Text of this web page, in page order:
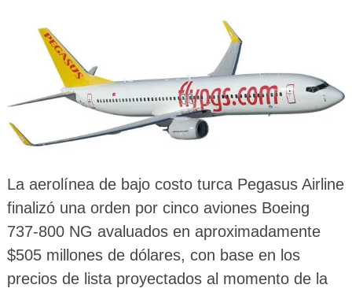
La aerolínea de bajo costo turca Pegasus Airline
finalizó una orden por cinco aviones Boeing
737-800 NG avaluados en aproximadamente
$505 millones de dólares, con base en los
precios de lista proyectados al momento de la